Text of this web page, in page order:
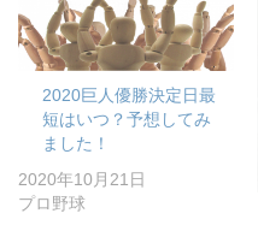
2020巨人優勝決定日最
短はいつ？予想してみ
ました！
2020年10月21日
プロ野球